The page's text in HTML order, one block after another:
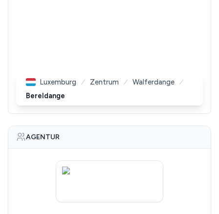
Luxemburg Zentrum
Walferdange
Bereldange
AGENTUR